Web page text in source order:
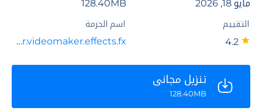
مايو 18, 2026 128.40MB
التقييم اسم الحزمة
video.editor.videomaker.effects.fx
تنزيل مجاني
128.40MB